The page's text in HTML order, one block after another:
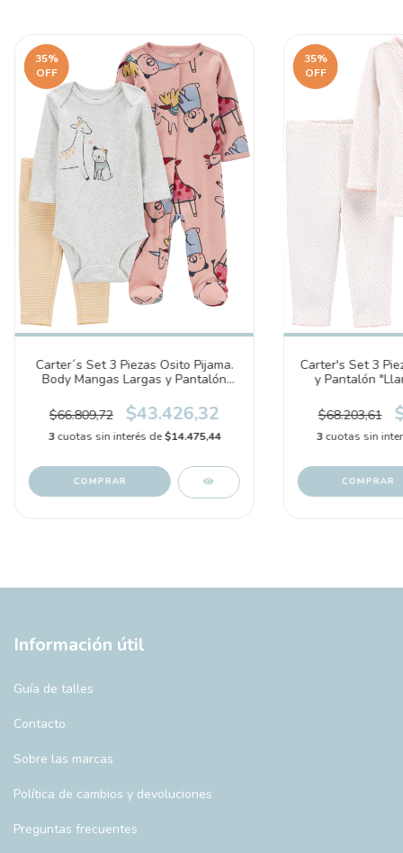
35%
OFF
Carter´s Set 3 Piezas Osito Pijama.
Body Mangas Largas y Pantalón
$66.809,72
$43.426,32
3 cuotas sin interés de$14.475,44
COMPRAR
35%
OFF
Carter's Set 3
y Pantalón
$68.203,61
3cuotas sin
COMPRAR
Información útil
Guía de talles
Contacto
Sobre las marcas
Política de cambios y devoluciones
Preguntas frecuentes